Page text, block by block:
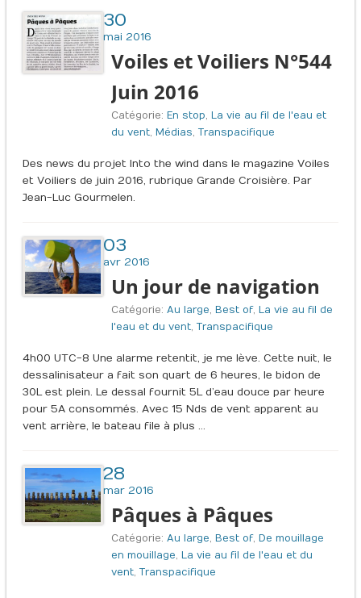
30
mai 2016
Voiles et Voiliers N°544
Juin 2016
Catégorie: En stop, La vie au fil de l'eau et
du vent, Médias,Transpacifique
Des news du projet Into the wind dans le magazine Voiles
et Voiliers de juin 2016, rubrique Grande Croisière. Par
Jean-Luc Gourmelen.
03
avr 2016
Un jour de navigation
Catégorie:Au large, Best of, La vie au fil de
l'eau et du vent,Transpacifique
4h00 UTC-8 Une alarme retentit, je me lève. Cette nuit, le
dessalinisateur a fait son quart de 6 heures, le bidon de
30L est plein. Le dessal fournit 5L d’eau douce par heure
pour 5A consommés. Avec 15 Nds de vent apparent au
vent arrière, le bateau file à plus …
28
mar 2016
Pâques à Pâques
Catégorie:Au large, Best of, De mouillage
en mouillage, La vie au fil de l'eau et du
vent,Transpacifique